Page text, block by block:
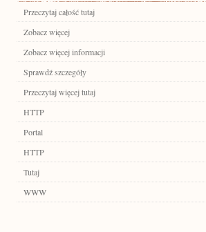
Przeczytaj całość tutaj
Zobacz więcej
Zobacz więcej informacji
Sprawdź szczegóły
Przeczytaj więcej tutaj
HTTP
Portal
HTTP
Tutaj
WWW